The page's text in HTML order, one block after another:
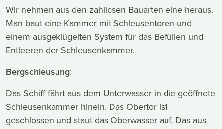
Wir nehmen aus den zahllosen Bauarten eine heraus.
Man baut eine Kammer mit Schleusentoren und
einem ausgeklügelten System für das Befüllen und
Entleeren der Schleusenkammer.
Bergschleusung:
Das Schiff fährt aus dem Unterwasser in die geöffnete
Schleusenkammer hinein. Das Obertor ist
geschlossen und staut das Oberwasser auf. Das aus